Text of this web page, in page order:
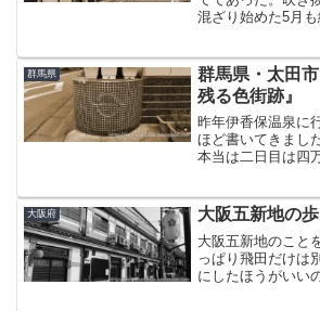
混ざり始めた5月
て魔窟とまで言わ
呑み込んだ街の風
群馬県
群馬県・太田
残る色街跡』
昨年伊香保温泉に
ほど書いてきまし
本当は二日目は四
かいうスマホを叩
悲報。雨に弱し。
大阪府 大阪五新地の
大阪五新地のこと
っぱり飛田だけは
にしたほうがいい